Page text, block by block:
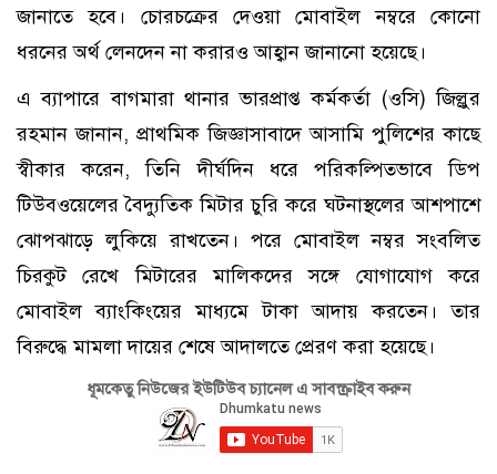
জানাতে হবে। চোরচক্রের দেওয়া মোবাইল নম্বরে কোনো
ধরনের অর্থ লেনদেন না করারও আহ্বান জানানো হয়েছে।
এ ব্যাপারে বাগমারা থানার ভারপ্রাপ্ত কর্মকর্তা (ওসি) জিল্লুর
রহমান জানান, প্রাথমিক জিজ্ঞাসাবাদে আসামি পুলিশের কাছে
স্বীকার করেন, তিনি দীর্ঘদিন ধরে পরিকল্পিতভাবে ডিপ
টিউবওয়েলের বৈদ্যুতিক মিটার চুরি করে ঘটনাস্থলের আশপাশে
ঝোপঝাড়ে লুকিয়ে রাখতেন। পরে মোবাইল নম্বর সংবলিত
চিরকুট রেখে মিটারের মালিকদের সঙ্গে যোগাযোগ করে
মোবাইল ব্যাংকিংয়ের মাধ্যমে টাকা আদায় করতেন। তার
বিরুদ্ধে মামলা দায়ের শেষে আদালতে প্রেরণ করা হয়েছে।
ধূমকেতু নিউজের ইউটিউব চ্যানেল এ সাবস্ক্রাইব করুন